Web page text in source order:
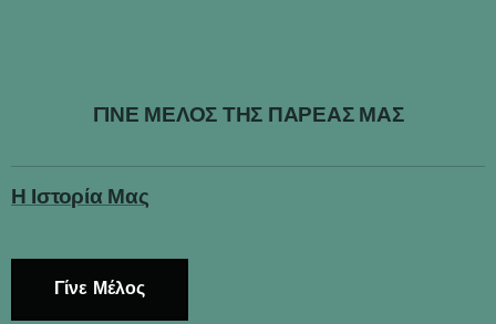
ΓΙΝΕ ΜΕΛΟΣ ΤΗΣ ΠΑΡΕΑΣ ΜΑΣ
Η Ιστορία Μας
Γίνε Μέλος